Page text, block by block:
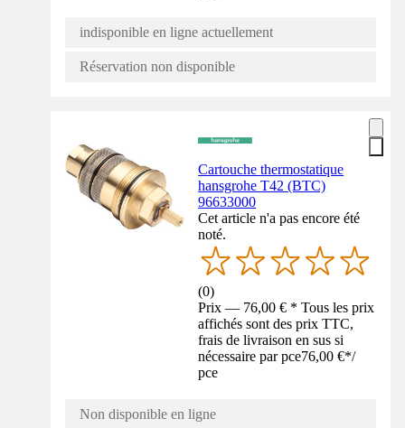
indisponible en ligne actuellement
Réservation non disponible
Cartouche thermostatique
hansgrohe T42 (BTC)
96633000
Cet article n'a pas encore été
noté.
(0)
Prix — 76,00 € * Tous les prix
affichés sont des prix TTC,
frais de livraison en sus si
nécessaire par pce76,00 €*/
pce
Non disponible en ligne